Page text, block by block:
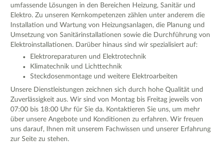
umfassende Lösungen in den Bereichen Heizung, Sanitär und
Elektro. Zu unseren Kernkompetenzen zählen unter anderem die
Installation und Wartung von Heizungsanlagen, die Planung und
Umsetzung von Sanitärinstallationen sowie die Durchführung von
Elektroinstallationen. Darüber hinaus sind wir spezialisiert auf:
Elektroreparaturen und Elektrotechnik
Klimatechnik und Lichttechnik
Steckdosenmontage und weitere Elektroarbeiten
Unsere Dienstleistungen zeichnen sich durch hohe Qualität und
Zuverlässigkeit aus. Wir sind von Montag bis Freitag jeweils von
07:00 bis 18:00 Uhr für Sie da. Kontaktieren Sie uns, um mehr
über unsere Angebote und Konditionen zu erfahren. Wir freuen
uns darauf, Ihnen mit unserem Fachwissen und unserer Erfahrung
zur Seite zu stehen.